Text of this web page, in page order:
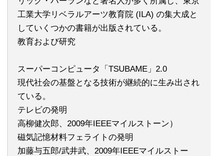
工業大学リベラルアーツ教育院 (ILA) の集大成と
していくつかの書籍が出版されている。
教育および研究
スーパーコンピュータ「TSUBAME」2.0
現代社会の基盤となる技術が継続的に生み出され
ている。
テレビの発明
高柳健次郎、2009年IEEEマイルストーン）
磁気記憶材料フェライトの発明
加藤与五郎/武井武、2009年IEEEマイルストー